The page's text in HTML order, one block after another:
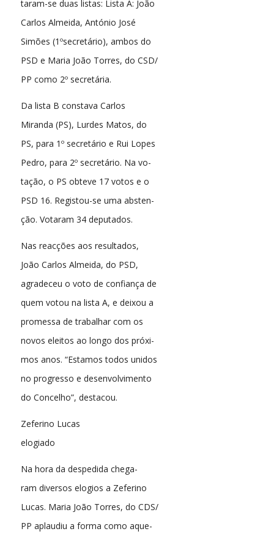
taram-se duas listas: Lista A: João
Carlos Almeida, António José
Simões (1ºsecretário), ambos do
PSD e Maria João Torres, do CSD/
PP como 2º secretária.
Da lista B constava Carlos
Miranda (PS), Lurdes Matos, do
PS, para 1º secretário e Rui Lopes
Pedro, para 2º secretário. Na vo-
tação, o PS obteve 17 votos e o
PSD 16. Registou-se uma absten-
ção. Votaram 34 deputados.
Nas reacções aos resultados,
João Carlos Almeida, do PSD,
agradeceu o voto de confiança de
quem votou na lista A, e deixou a
promessa de trabalhar com os
novos eleitos ao longo dos próxi-
mos anos. “Estamos todos unidos
no progresso e desenvolvimento
do Concelho”, destacou.
Zeferino Lucas
elogiado
Na hora da despedida chega-
ram diversos elogios a Zeferino
Lucas. Maria João Torres, do CDS/
PP aplaudiu a forma como aque-